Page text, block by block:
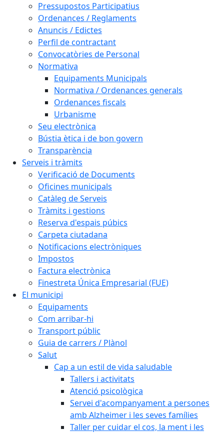
Pressupostos Participatius
Ordenances / Reglaments
Anuncis / Edictes
Perfil de contractant
Convocatòries de Personal
Normativa
Equipaments Municipals
Normativa / Ordenances generals
Ordenances fiscals
Urbanisme
Seu electrònica
Bústia ètica i de bon govern
Transparència
Serveis i tràmits
Verificació de Documents
Oficines municipals
Catàleg de Serveis
Tràmits i gestions
Reserva d'espais púbics
Carpeta ciutadana
Notificacions electròniques
Impostos
Factura electrònica
Finestreta Única Empresarial (FUE)
El municipi
Equipaments
Com arribar-hi
Transport públic
Guia de carrers / Plànol
Salut
Cap a un estil de vida saludable
Tallers i activitats
Atenció psicològica
Servei d'acompanyament a persones
amb Alzheimer i les seves famílies
Taller per cuidar el cos, la ment i les